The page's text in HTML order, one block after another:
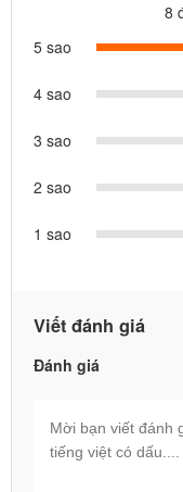
8
5 sao
4 sao
3 sao
2 sao
1 sao
Viết đánh giá
Đánh giá